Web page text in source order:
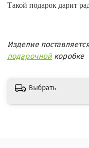
Такой подарок дарит
Изделие
подарочной коробке
Выбрать